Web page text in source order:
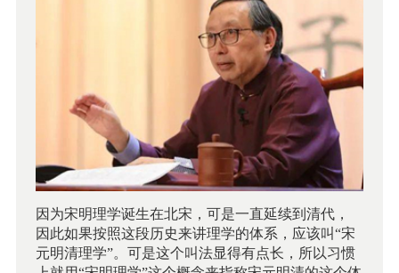
因为宋明理学诞生在北宋，可是一直延续到清代，
因此如果按照这段历史来讲理学的体系，应该叫“宋
元明清理学”。可是这个叫法显得有点长，所以习惯